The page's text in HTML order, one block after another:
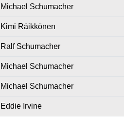
Michael Schumacher
Kimi Räikkönen
Ralf Schumacher
Michael Schumacher
Michael Schumacher
Eddie Irvine